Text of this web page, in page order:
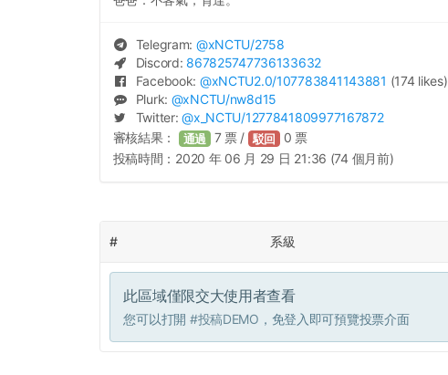
Telegram: @xNCTU/2758
Discord: 867825747736133632
Facebook: @xNCTU2.0/107783841143881 (174 likes)
Plurk: @xNCTU/nw8d15
Twitter:@x_NCTU/1277841809977167872
審核結果： 通過 7票 / 駁回 0 票
投稿時間： 2020 年 06 月 29 日 21:36 (74 個月前)
# 系級
此區域僅限交大使用者查看
您可以打開 #投稿DEMO ，免登入即可預覽投票介面